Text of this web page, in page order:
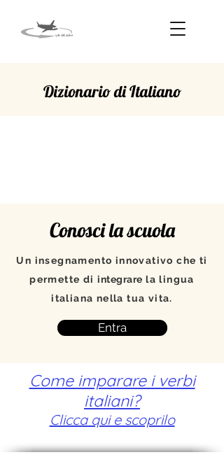
Dizionario di Italiano
Conosci la scuola
Un insegnamento innovativo che ti
permette diintegrare la lingua
italiana nella tua vita.
Entra
Come imparare i verbi
italiani?
Clicca qui e scoprilo